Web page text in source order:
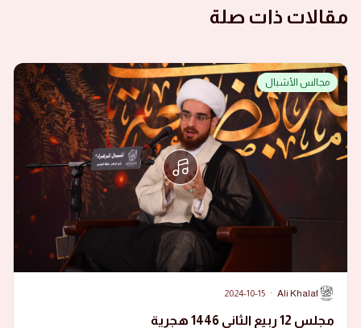
مقالات ذات صلة
مجالس الأشبال
A
Ali Khalaf
·
2024-10-15
مجلس 12 ربيع الثاني 1446 هجرية